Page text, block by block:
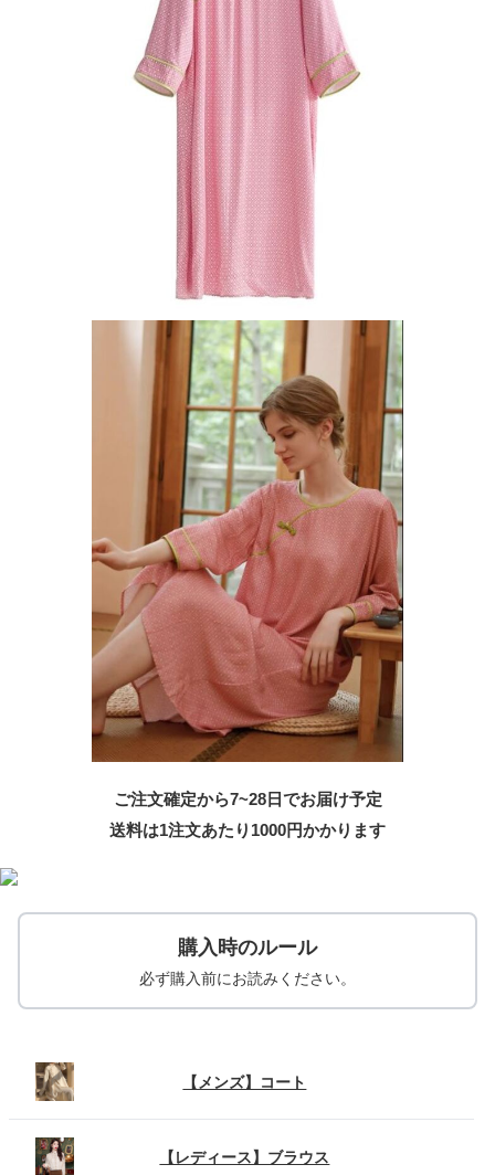
ご注文確定から7~28日でお届け予定
送料は1注文あたり 1000円かかります
購入時のルール
必ず購入前にお読みください。
【メンズ】コート
【レディース】ブラウス